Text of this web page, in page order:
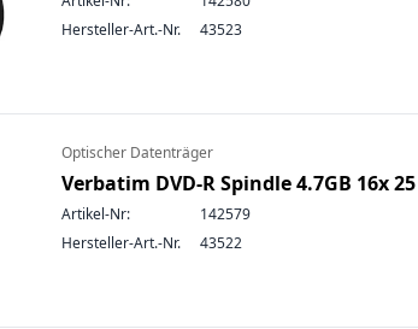
Hersteller-Art.-Nr.
43523
Optischer Datenträger
Verbatim DVD-R Spindle 4.7GB 16x
Artikel-Nr:
142579
Hersteller-Art.-Nr.
43522